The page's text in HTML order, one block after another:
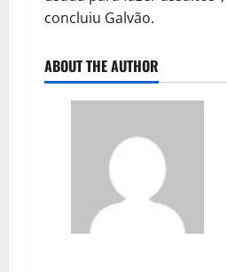
concluiu Galvão.
ABOUT THE AUTHOR